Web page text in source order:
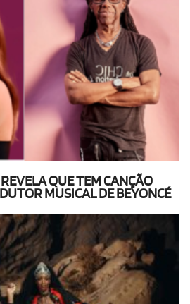
QUE TEM CANÇÃO
MUSICAL DE BEYONCÉ